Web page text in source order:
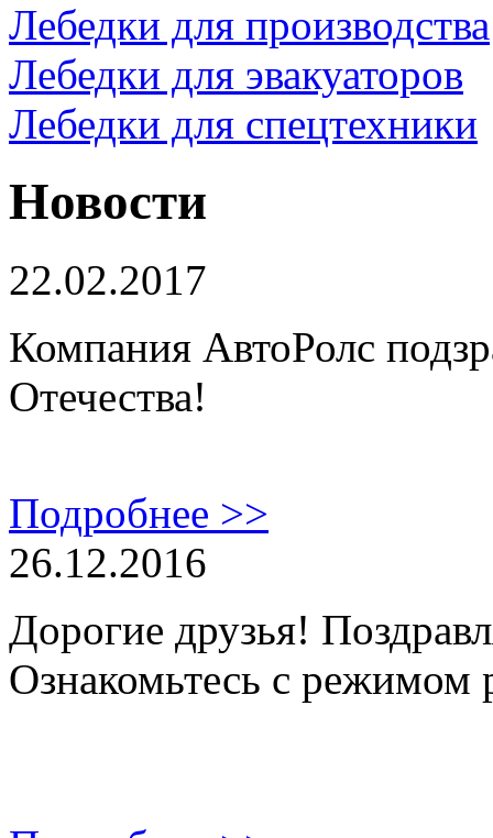
Лебедки для производства
Лебедки для эвакуаторов
Лебедки для спецтехники
Новости
22.02.2017
Компания АвтоРолс
Отечества!
Подробнее >>
26.12.2016
Дорогие друзья!
Ознакомьтесь с режимом